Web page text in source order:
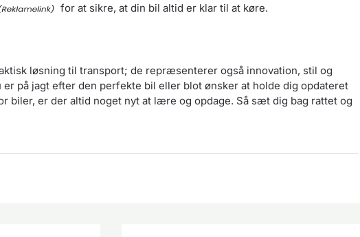
for at sikre, at din bil altid er klar til at køre.
løsning til transport; de repræsenterer også innovation, stil og
er på jagt efter den perfekte bil eller blot ønsker at holde dig opdateret
biler, er der altid noget nyt at lære og opdage. Så sæt dig bag rattet og